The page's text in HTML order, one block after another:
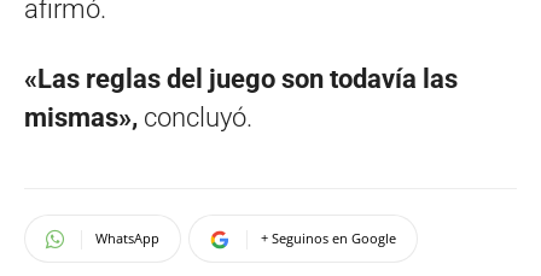
afirmó.
«Las reglas del juego son todavía las
mismas», concluyó.
WhatsApp + Seguinos en Google